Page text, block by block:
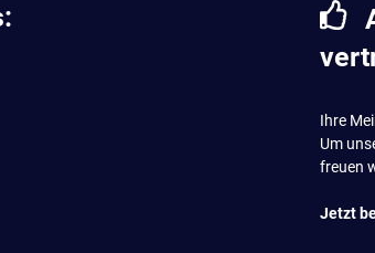
Ihre
Um
freuen
Jetzt